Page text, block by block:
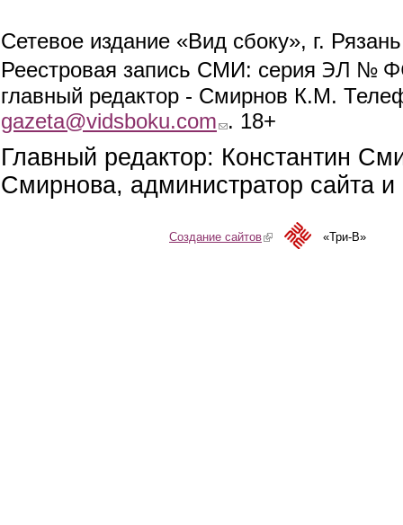
Сетевое издание «Вид сбоку», г.
Реестровая запись СМИ: серия ЭЛ №
главный редактор - Смирнов К.М.
gazeta@vidsboku.com (link sends e-mail)
. 18+
Главный редактор: Константин
Смирнова, администратор сайта
Создание сайтов(link is external)«Три-В»